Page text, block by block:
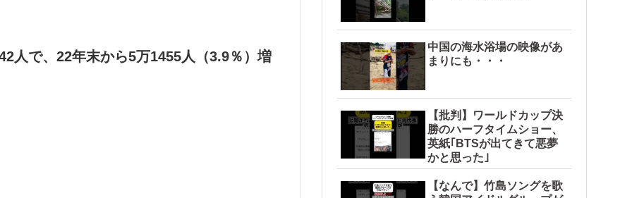
人で、22年末から5万1455人（3.9％）増
中国の海水浴場の映像があ
まりにも・・・
【批判】ワールドカップ決
勝のハーフタイムショー、
英紙｢BTSが出てきて悪夢
かと思った｣
【なんで】竹島ソングを歌